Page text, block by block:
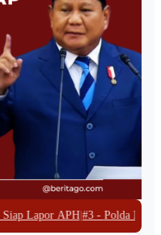
Papua Barat Bongkar